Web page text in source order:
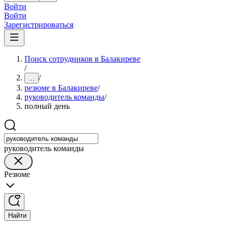
Войти
Войти
Зарегистрироваться
Поиск сотрудников в Балакиреве
/
... /
резюме в Балакиреве/
руководитель команды/
полный день
руководитель команды
Резюме
Найти